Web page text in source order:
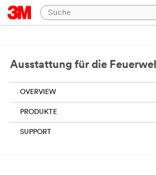
Ausstattung für die
OVERVIEW
PRODUKTE
SUPPORT